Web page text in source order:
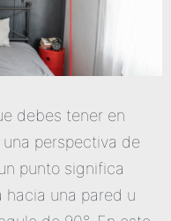
debes tener en
perspectiva de
punto significa
hacia una pared u